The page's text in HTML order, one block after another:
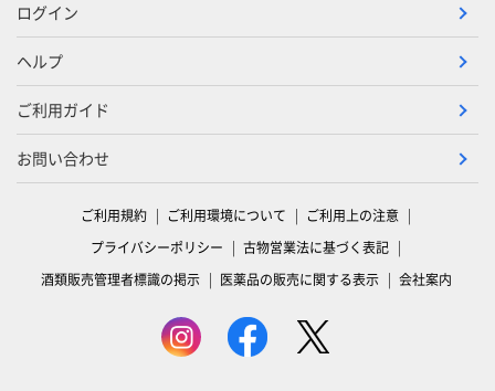
ログイン
ヘルプ
ご利用ガイド
お問い合わせ
ご利用規約 ご利用環境について
ご利用上の注意
プライバシーポリシー
古物営業法に基づく表記
酒類販売管理者標識の掲示
医薬品の販売に関する表示 会社案内